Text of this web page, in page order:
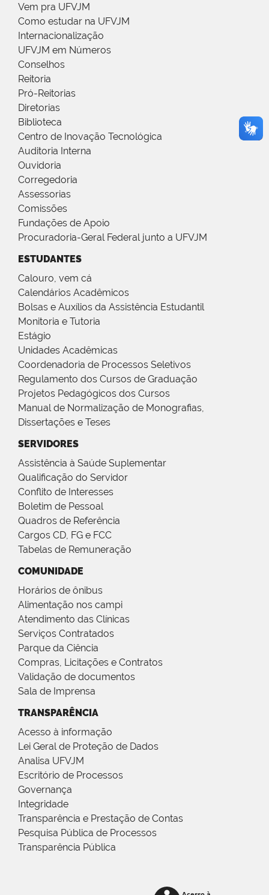
Vem pra UFVJM
Como estudar na UFVJM
Internacionalização
UFVJM em Números
Conselhos
Reitoria
Pró-Reitorias
Diretorias
Biblioteca
Centro de Inovação Tecnológica
Auditoria Interna
Ouvidoria
Corregedoria
Assessorias
Comissões
Fundações de Apoio
Procuradoria-Geral Federal junto a UFVJM
ESTUDANTES
Calouro, vem cá
Calendários Acadêmicos
Bolsas e Auxílios da Assistência Estudantil
Monitoria e Tutoria
Estágio
Unidades Acadêmicas
Coordenadoria de Processos Seletivos
Regulamento dos Cursos de Graduação
Projetos Pedagógicos dos Cursos
Manual de Normalização de Monografias,
Dissertações e Teses
SERVIDORES
Assistência à Saúde Suplementar
Qualificação do Servidor
Conflito de Interesses
Boletim de Pessoal
Quadros de Referência
Cargos CD, FG e FCC
Tabelas de Remuneração
COMUNIDADE
Horários de ônibus
Alimentação nos campi
Atendimento das Clínicas
Serviços Contratados
Parque da Ciência
Compras, Licitações e Contratos
Validação de documentos
Sala de Imprensa
TRANSPARÊNCIA
Acesso à informação
Lei Geral de Proteção de Dados
Analisa UFVJM
Escritório de Processos
Governança
Integridade
Transparência e Prestação de Contas
Pesquisa Pública de Processos
Transparência Pública